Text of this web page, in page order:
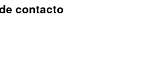
contacto